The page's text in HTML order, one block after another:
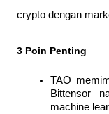
crypto dengan
3 Poin Penting
TAO
Bittensor
machine